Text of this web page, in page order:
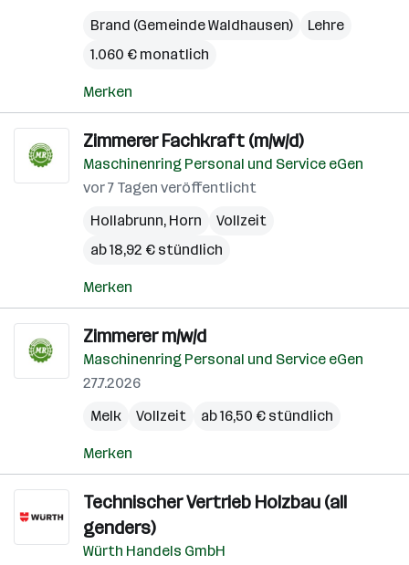
Brand (Gemeinde Waldhausen)
Lehre
1.060 € monatlich
Merken
Zimmerer Fachkraft (m/w/d)
Maschinenring Personal und Service eGen
vor 7 Tagen veröffentlicht
Hollabrunn, Horn
Vollzeit
ab 18,92 € stündlich
Merken
Zimmerer m/w/d
Maschinenring Personal und Service eGen
27.7.2026
Melk
Vollzeit ab 16,50 € stündlich
Merken
Technischer Vertrieb Holzbau (all
genders)
Würth Handels GmbH